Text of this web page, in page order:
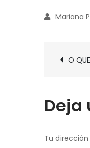
O
Deja
Tu